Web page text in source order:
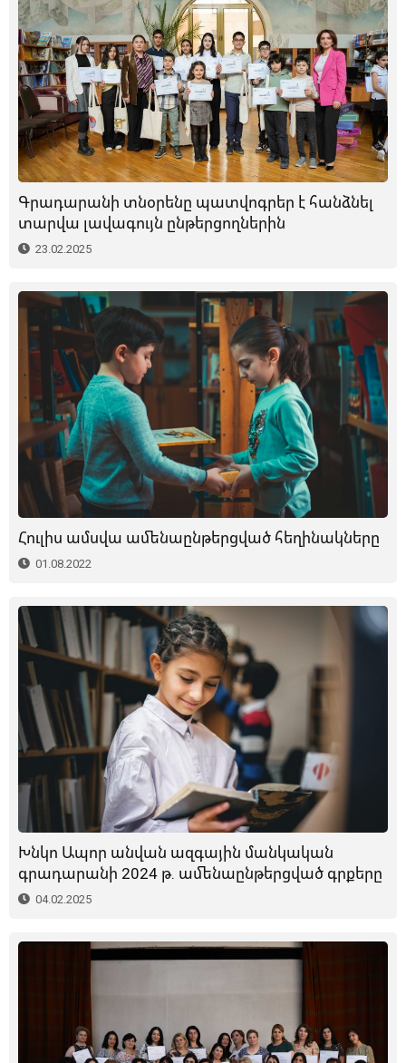
Գրադարանի տնօրենը պատվոգրեր է հանձնել
տարվա լավագույն ընթերցողներին
23.02.2025
Հուլիս ամսվա ամենաընթերցված հեղինակները
01.08.2022
Խնկո Ապոր անվան ազգային մանկական
գրադարանի 2024 թ. ամենաընթերցված գրքերը
04.02.2025